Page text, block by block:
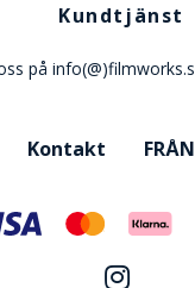
Kundtjänst
på
Kontakt